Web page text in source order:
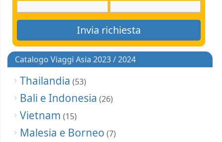
Catalogo Viaggi Asia 2023 / 2024
Thailandia (53)
Bali e Indonesia (26)
Vietnam (15)
Malesia e Borneo (7)